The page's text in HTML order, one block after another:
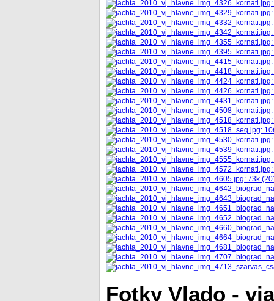
Fotky Vlado -